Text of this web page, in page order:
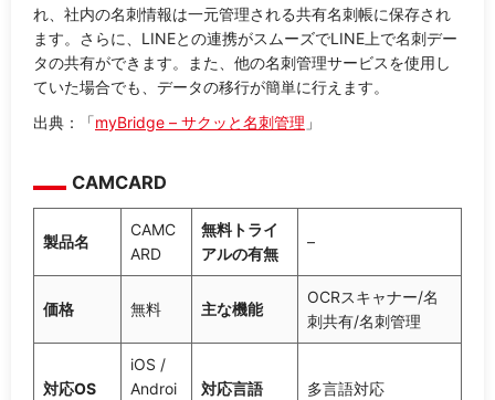
れ、社内の名刺情報は一元管理される共有名刺帳に保存され
ます。さらに、LINEとの連携がスムーズでLINE上で名刺デー
タの共有ができます。また、他の名刺管理サービスを使用し
ていた場合でも、データの移行が簡単に行えます。
出典：「myBridge – サクッと名刺管理 」
CAMCARD
製品名
CAMC
ARD
無料トライ
アルの有無
–
価格 無料 主な機能
OCRスキャナー/名
刺共有/名刺管理
対応OS
iOS /
Androi
対応言語 多言語対応